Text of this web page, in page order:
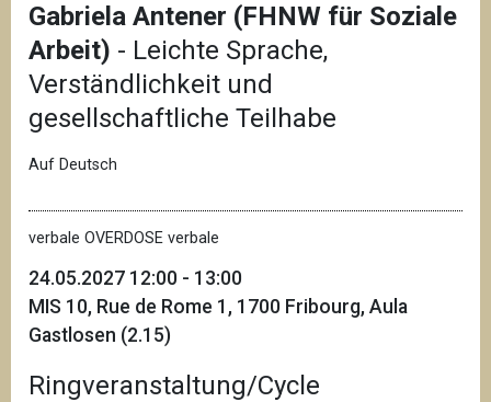
Gabriela Antener (FHNW für Soziale
Arbeit) - Leichte Sprache,
Verständlichkeit und
gesellschaftliche Teilhabe
Auf Deutsch
verbale OVERDOSE verbale
24.05.2027 12:00 - 13:00
MIS 10, Rue de Rome 1, 1700 Fribourg, Aula
Gastlosen (2.15)
Ringveranstaltung/Cycle